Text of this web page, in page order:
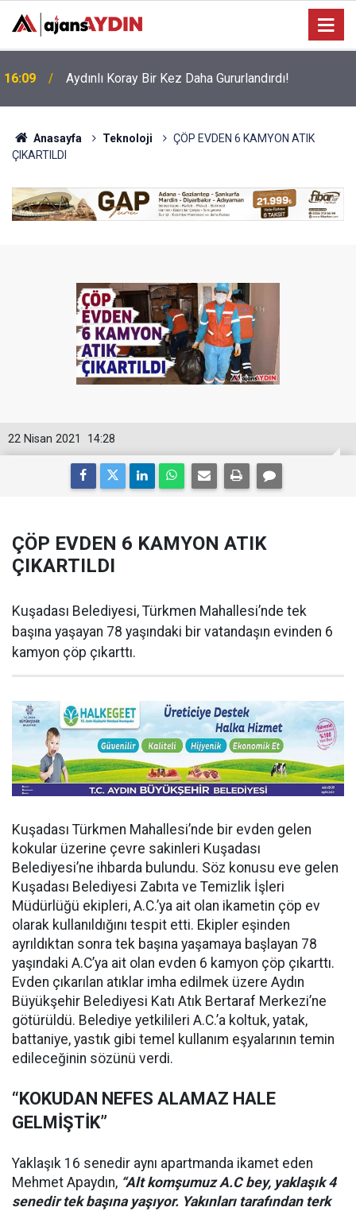
16:09 Aydınlı Koray Bir Kez Daha Gururlandırdı!
Anasayfa Teknoloji
ÇÖP EVDEN 6 KAMYON ATIK
ÇIKARTILDI
14:28
22 Nisan 2021
ÇÖP EVDEN 6 KAMYON ATIK
ÇIKARTILDI
Kuşadası Belediyesi, Türkmen Mahallesi’nde tek
başına yaşayan 78 yaşındaki bir vatandaşın evinden 6
kamyon çöp çıkarttı.
Kuşadası Türkmen Mahallesi’nde bir evden gelen
kokular üzerine çevre sakinleri Kuşadası
Belediyesi’ne ihbarda bulundu. Söz konusu eve gelen
Kuşadası Belediyesi Zabıta ve Temizlik İşleri
Müdürlüğü ekipleri, A.C.’ya ait olan ikametin çöp ev
olarak kullanıldığını tespit etti. Ekipler eşinden
ayrıldıktan sonra tek başına yaşamaya başlayan 78
yaşındaki A.C’ya ait olan evden 6 kamyon çöp çıkarttı.
Evden çıkarılan atıklar imha edilmek üzere Aydın
Büyükşehir Belediyesi Katı Atık Bertaraf Merkezi’ne
götürüldü. Belediye yetkilileri A.C.’a koltuk, yatak,
battaniye, yastık gibi temel kullanım eşyalarının temin
edileceğinin sözünü verdi.
“KOKUDAN NEFES ALAMAZ HALE
GELMİŞTİK”
Yaklaşık 16 senedir aynı apartmanda ikamet eden
Mehmet Apaydın, “Alt komşumuz A.C bey, yaklaşık 4
senedir tek başına yaşıyor. Yakınları tarafından terk